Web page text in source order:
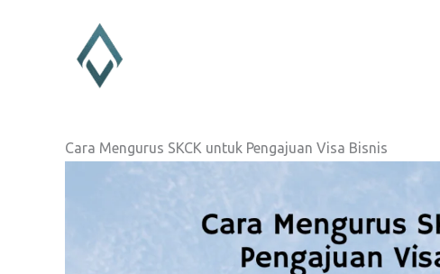
Cara Mengurus SKCK untuk Pengajuan Visa Bisnis